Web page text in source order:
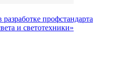
профстандарта
и светотехники»